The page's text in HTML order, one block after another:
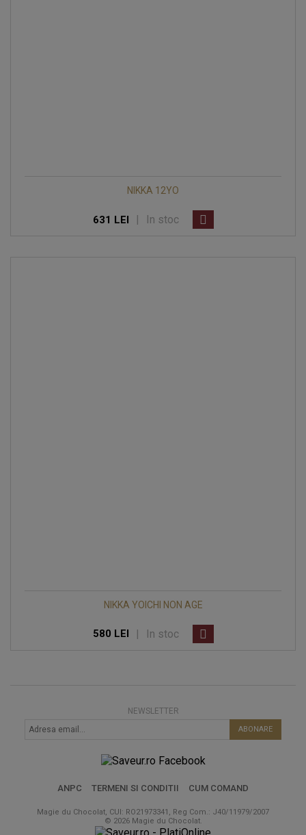
NIKKA 12YO
631 LEI In stoc
NIKKA YOICHI NON AGE
580 LEI | In stoc
NEWSLETTER
ABONARE
ANPC TERMENI SI CONDITII CUM COMAND
Magie du Chocolat, CUI: RO21973341, Reg Com.: J40/11979/2007
© 2026 Magie du Chocolat.